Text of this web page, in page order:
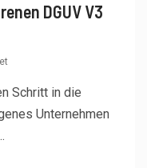
DGUV V3
Schritt in die
Unternehmen